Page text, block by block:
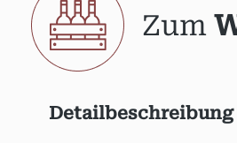
Zum
Detailbeschreibung